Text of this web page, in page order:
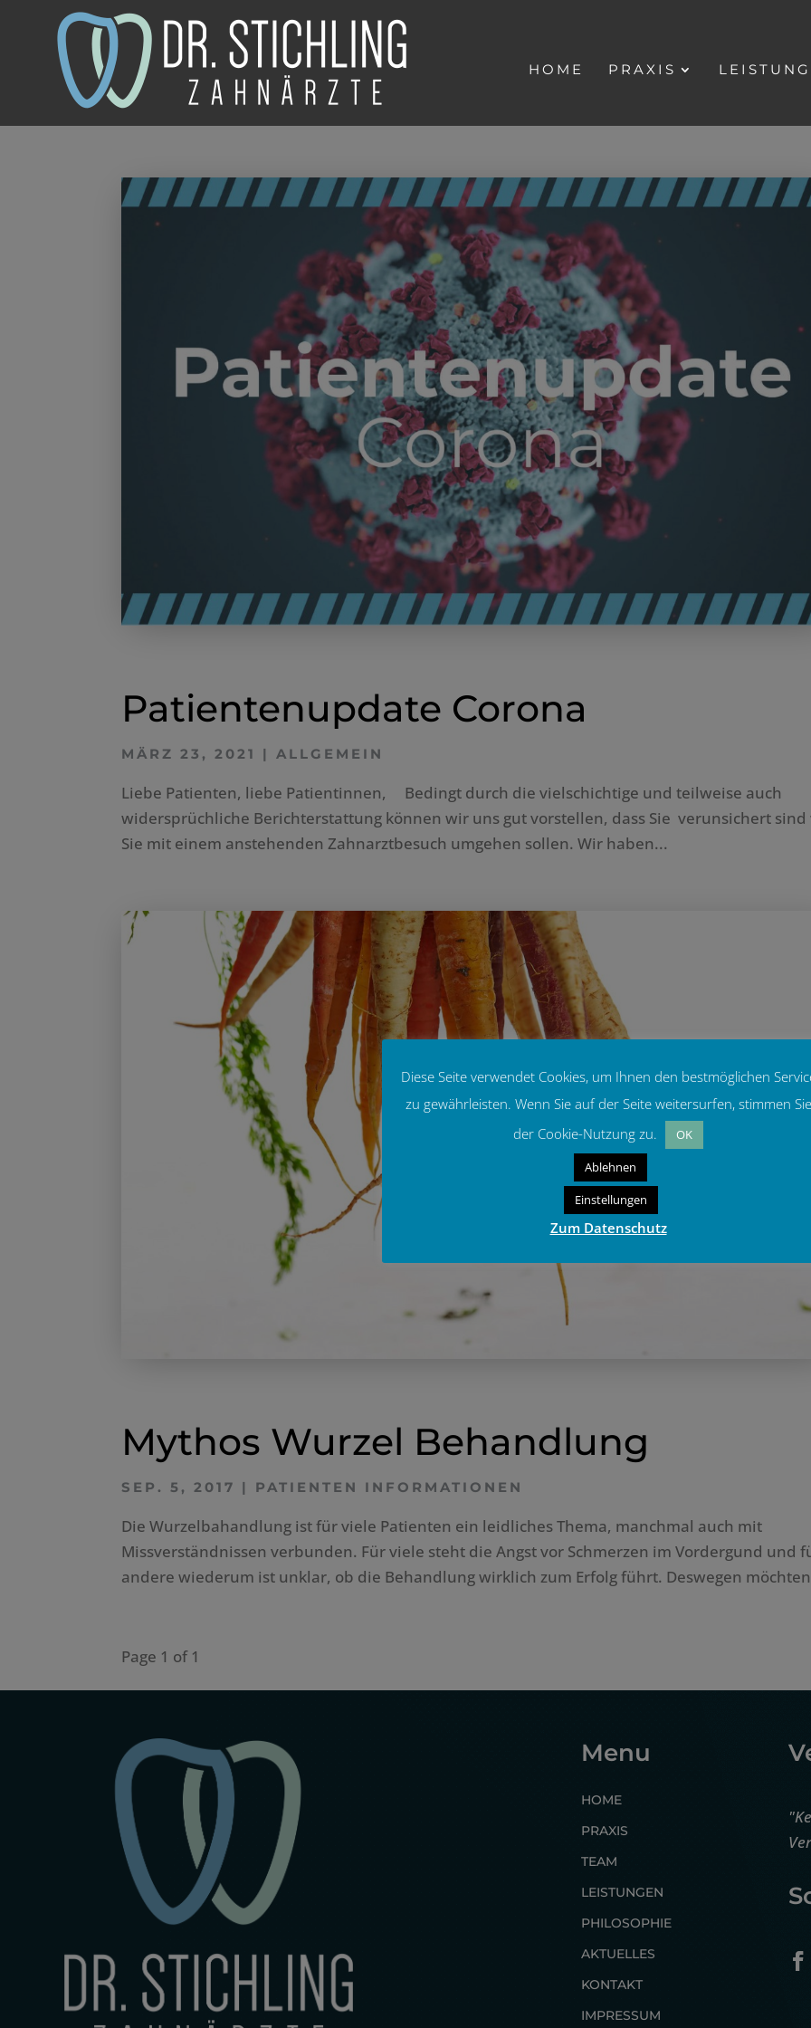
HOME PRAXIS
Patientenupdate Corona
MÄRZ 23, 2021 |ALLGEMEIN
Liebe Patienten, liebe Patientinnen, Bedingt durch die vielschichtige und teilweise auch
widersprüchliche Berichterstattung können wir uns gut vorstellen, dass Sie verunsichert sind
Sie mit einem anstehenden Zahnarztbesuch umgehen sollen. Wir haben...
Mythos Wurzel Behandlung
SEP. 5, 2017 | PATIENTEN INFORMATIONEN
Die Wurzelbahandlung ist für viele Patienten ein leidliches Thema, manchmal auch mit
Missverständnissen verbunden. Für viele steht die Angst vor Schmerzen im Vordergund und
andere wiederum ist unklar, ob die Behandlung wirklich zum Erfolg führt. Deswegen
Page 1 of 1
Menu
HOME
PRAXIS
TEAM
LEISTUNGEN
PHILOSOPHIE
AKTUELLES
KONTAKT
IMPRESSUM
Diese Seite verwendet Cookies, um Ihnen den bestmöglichen
zu gewährleisten. Wenn Sie auf der Seite weitersurfen, stimmen Sie
der Cookie-Nutzung zu.
OK
Ablehnen
Einstellungen
Zum Datenschutz